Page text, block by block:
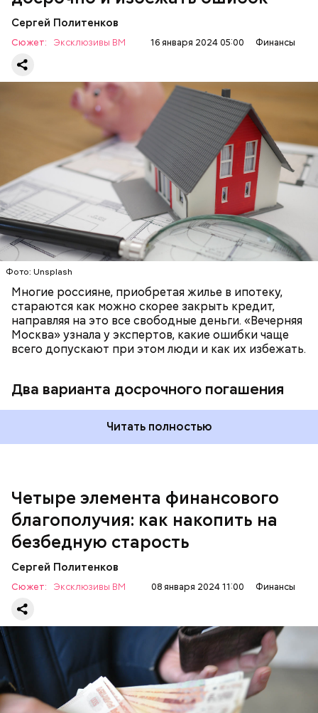
Сергей Политенков
Сюжет: Эксклюзивы ВМ 16 января 2024 05:00 Финансы
Фото: Unsplash
Многие россияне, приобретая жилье в ипотеку,
стараются как можно скорее закрыть кредит,
направляя на это все свободные деньги. «Вечерняя
Москва» узнала у экспертов, какие ошибки чаще
всего допускают при этом люди и как их избежать.
Два варианта досрочного погашения
По мнению ипотечного брокера и эксперта по
недвижимости Дмитрия Ракуты, рынок сейчас
очень обширен, поэтому нужно внимательно
читать условия досрочного погашения ипотечного
кредита.
Читать полностью
ЖИЛЬЕ ДЕНЬГИ
Четыре элемента финансового
благополучия: как накопить на
безбедную старость
Сергей Политенков
Сюжет: Эксклюзивы ВМ 08 января 2024 11:00 Финансы
Для начала, по словам специалиста, нужно
определить размер необходимой финансовой
подушки безопасности.
— В первую очередь поймите для себя, сколько
денег вам нужно. С точки зрения финансовой
консервативных инструментах, как банковские
вклады и накопительные счета, то не стоит ее
«раздувать», — рассказала финансист.
Причина в том, что денежные средства в таком
размере не покрывают полностью инфляцию в
текущем моменте, пояснила она.